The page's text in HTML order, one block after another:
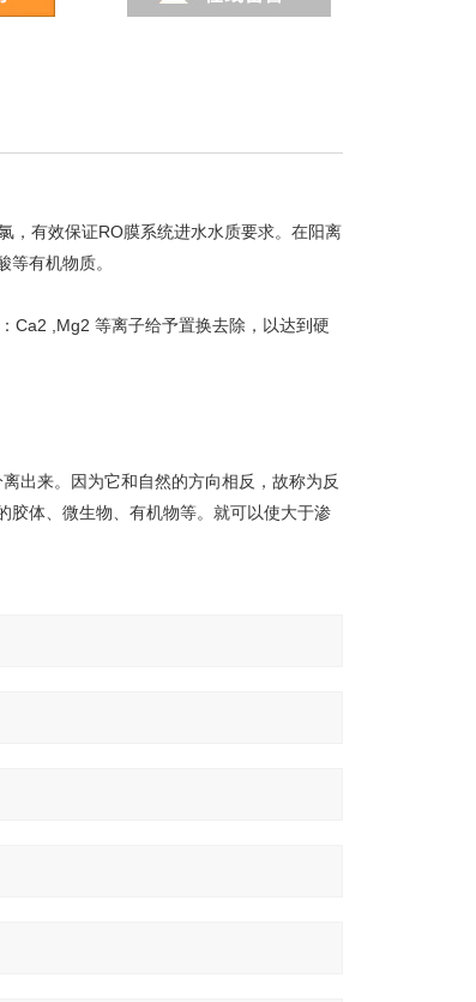
有效保证RO膜系统进水水质要求。在阳离
有机物质。
,Mg2 等离子给予置换去除，以达到硬
来。因为它和自然的方向相反，故称为反
胶体、微生物、有机物等。就可以使大于渗